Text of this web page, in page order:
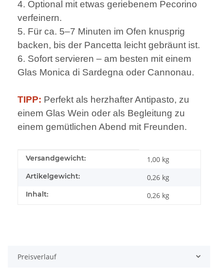
4. Optional mit etwas geriebenem Pecorino
verfeinern.
5. Für ca. 5–7 Minuten im Ofen knusprig
backen, bis der Pancetta leicht gebräunt ist.
6. Sofort servieren – am besten mit einem
Glas Monica di Sardegna oder Cannonau.
TIPP: Perfekt als herzhafter Antipasto, zu
einem Glas Wein oder als Begleitung zu
einem gemütlichen Abend mit Freunden.
Produkteigenschaft
Wert
Versandgewicht: 1,00 kg
Artikelgewicht: 0,26 kg
Inhalt: 0,26 kg
Preisverlauf